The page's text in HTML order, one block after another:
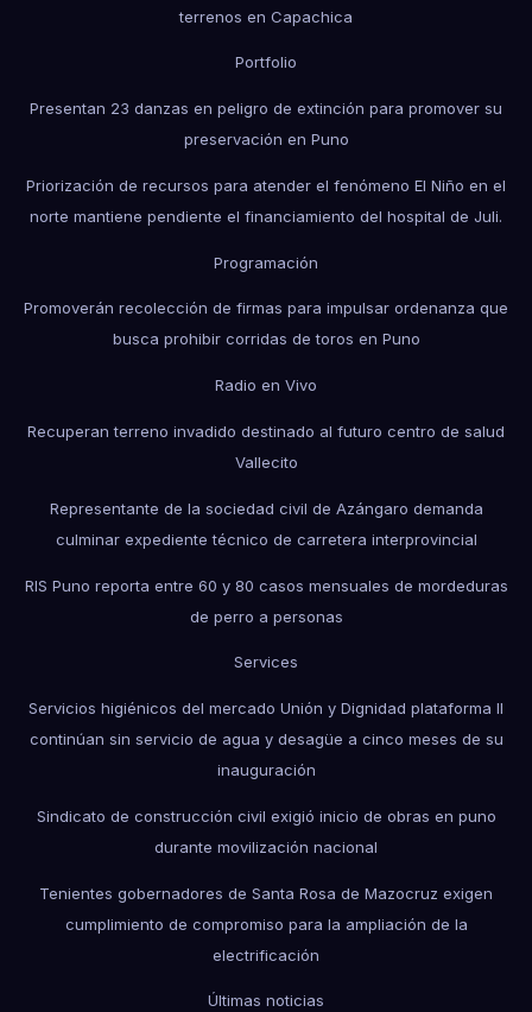
terrenos en Capachica
Portfolio
Presentan 23 danzas en peligro de extinción para promover su
preservación en Puno
Priorización de recursos para atender el fenómeno El Niño en el
norte mantiene pendiente el financiamiento del hospital de Juli.
Programación
Promoverán recolección de firmas para impulsar ordenanza que
busca prohibir corridas de toros en Puno
Radio en Vivo
Recuperan terreno invadido destinado al futuro centro de salud
Vallecito
Representante de la sociedad civil de Azángaro demanda
culminar expediente técnico de carretera interprovincial
RIS Puno reporta entre 60 y 80 casos mensuales de mordeduras
de perro a personas
Services
Servicios higiénicos del mercado Unión y Dignidad plataforma II
continúan sin servicio de agua y desagüe a cinco meses de su
inauguración
Sindicato de construcción civil exigió inicio de obras en puno
durante movilización nacional
Tenientes gobernadores de Santa Rosa de Mazocruz exigen
cumplimiento de compromiso para la ampliación de la
electrificación
Últimas noticias